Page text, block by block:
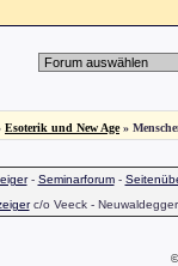
Esoterik und New Age»
- Seminarforum-
c/o Veeck -